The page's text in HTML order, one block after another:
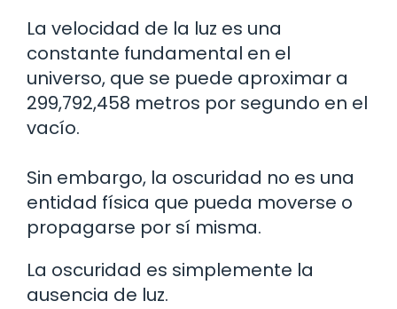
La velocidad de la luz es una
constante fundamental en el
universo, que se puede aproximar a
299,792,458 metros por segundo en el
vacío.
Sin embargo, la oscuridad no es una
entidad física que pueda moverse o
propagarse por sí misma.
La oscuridad es simplemente la
ausencia de luz.